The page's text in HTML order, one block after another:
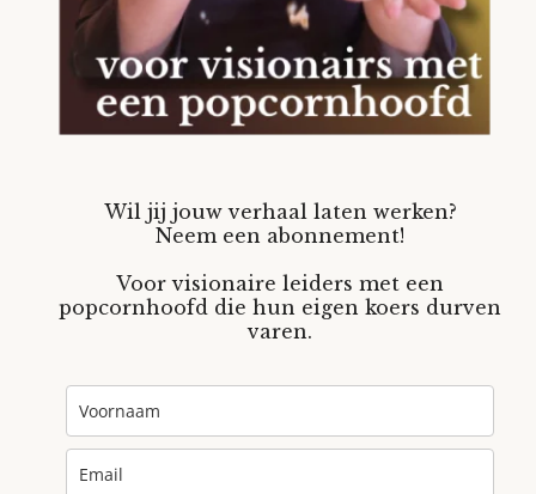
Wil jij jouw verhaal laten werken?
Neem een abonnement!
Voor visionaire leiders met een
popcornhoofd die hun eigen koers durven
varen.